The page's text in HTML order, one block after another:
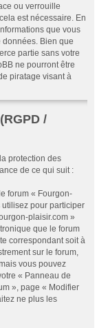
ou verrouille
est nécessaire. En
que vous
Bien que
partie sans votre
ne pourront être
piratage visant à
/
protection des
de ce qui suit :
forum « Fourgon-
pour participer
plaisir.com »
que le forum
correspondant soit à
sur le forum,
vous pouvez
« Panneau de
», page « Modifier
ne plus les